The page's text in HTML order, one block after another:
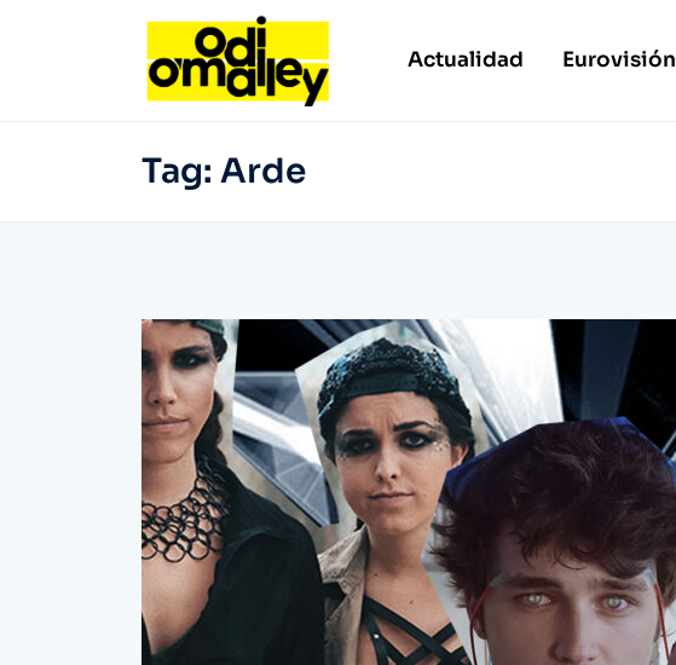
Actualidad Eurovisión
Tag: Arde